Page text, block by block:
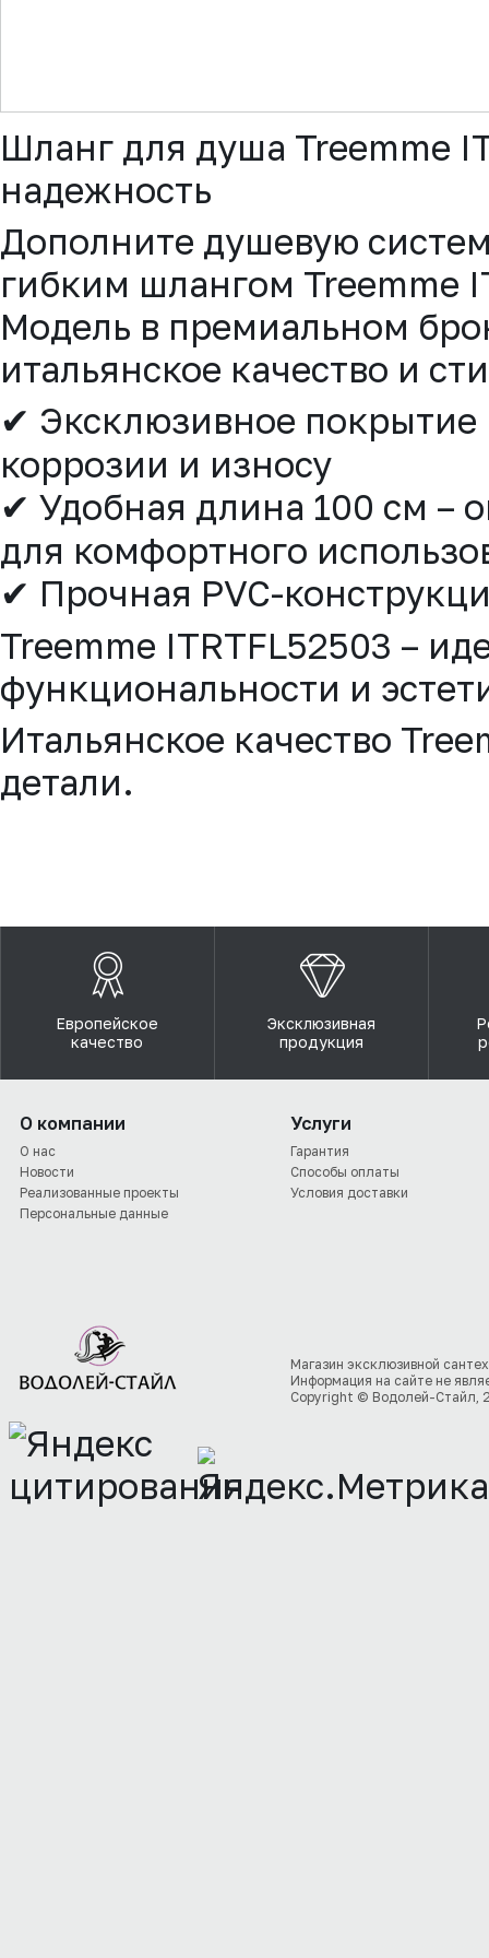
Шланг для душа Treemme
надежность
Дополните душевую
гибким шлангом Treemme
Модель в премиальном
итальянское качество и
✔ Эксклюзивное покрытие
коррозии и износу
✔ Удобная длина 100 см –
для комфортного
✔ Прочная PVC-
Treemme ITRTFL52503 –
функциональности и
Итальянское качество
детали.
Европейское
качество
Эксклюзивная
продукция
О компании
О нас
Новости
Реализованные проекты
Персональные данные
Услуги
Гарантия
Способы оплаты
Условия доставки
Магазин эксклюзивной
Информация на сайте не
Copyright © Водолей-Стайл,